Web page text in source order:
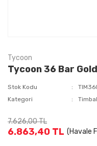
Tycoon
Tycoon 36 Bar
Stok Kodu
Kategori
7.626,00 TL
6.863,40 TL (Havale